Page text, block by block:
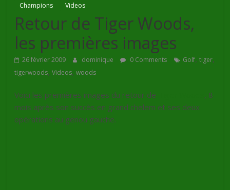
Champions Videos
Retour de Tiger Woods,
les premières images
26 février 2009 dominique 0 Comments Golf,tiger,
tigerwoods,Videos,woods
Voici les premières images du retour de
, 8
mois après son succès en grand chelem et ses deux
opérations au genou gauche.